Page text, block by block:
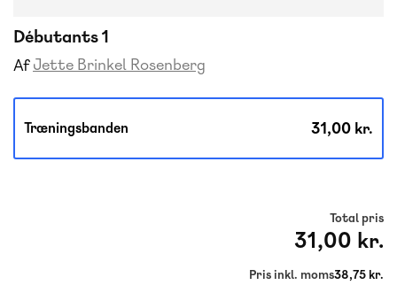
Débutants 1
Af Jette Brinkel Rosenberg
Træningsbanden 31,00 kr.
Total pris
31,00 kr.
Pris inkl. moms38,75 kr.